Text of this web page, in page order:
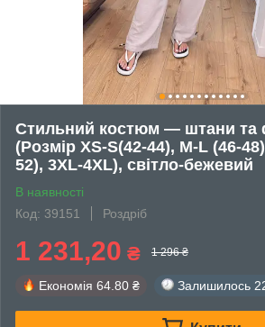
Стильний костюм — штани та
(Розмір XS-S(42-44), M-L (46-
52), 3XL-4XL), світло-бежевий
В наявності
Код: 39151
Роздріб
1 231,20 ₴ 1 296 ₴
Економія 64.80 ₴ Залишилось